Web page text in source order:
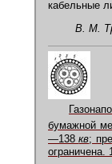
кабельные
В. М.
бумажной
—138кв;